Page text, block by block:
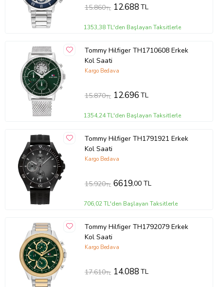
15.860TL 12.688TL
1353,38 TL'den Başlayan Taksitlerle
Tommy Hilfiger TH1710608 Erkek
Kol Saati
Kargo Bedava
15.870TL 12.696TL
1354,24 TL'den Başlayan Taksitlerle
Tommy Hilfiger TH1791921 Erkek
Kol Saati
Kargo Bedava
15.920TL 6619,00 TL
706,02 TL'den Başlayan Taksitlerle
Tommy Hilfiger TH1792079 Erkek
Kol Saati
Kargo Bedava
17.610TL 14.088TL